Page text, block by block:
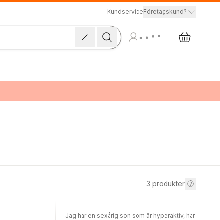
KundserviceFöretagskund?
3 produkter
Jag har en sexårig son som är hyperaktiv, har